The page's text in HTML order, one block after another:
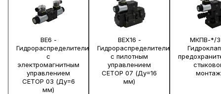
ВЕ6 -
Гидрораспределители
с
электромагнитным
управлением
CETOP 03 (Ду=6
мм)
ВЕХ16 -
Гидрораспределители
с пилотным
управлением
CETOP 07 (Ду=16
мм)
МКПВ-*/